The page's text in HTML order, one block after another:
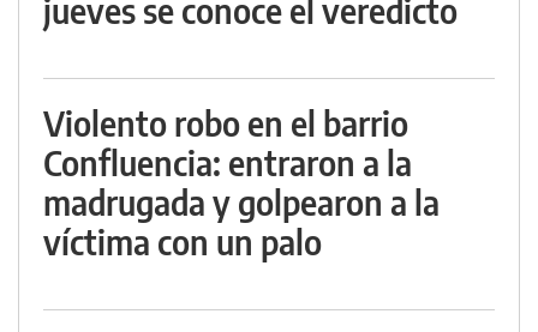
jueves se conoce el veredicto
Violento robo en el barrio
Confluencia: entraron a la
madrugada y golpearon a la
víctima con un palo